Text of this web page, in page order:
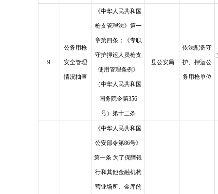
9
公务用枪
安全管理
情况抽查
《中华人民共和国
枪支管理法》第一
章第四条；《专职
守护押运人员枪支
使用管理条例》
（中华人民共和国
国务院令第356
号）第十三条
县公安局
依法配备守
护、押运公
务用枪单位
《中华人民共和国
公安部令第86号》
第一条 为了保障银
行和其他金融机构
营业场所、金库的